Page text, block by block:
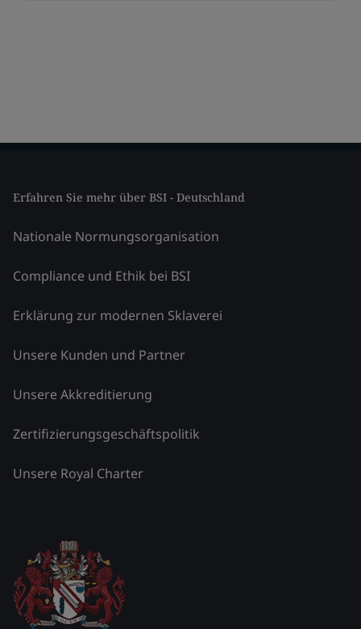
Erfahren Sie mehr über BSI - Deutschland
Nationale Normungsorganisation
Compliance und Ethik bei BSI
Erklärung zur modernen Sklaverei
Unsere Kunden und Partner
Unsere Akkreditierung
Zertifizierungsgeschäftspolitik
Unsere Royal Charter